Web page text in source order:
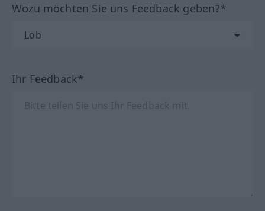
Wozu möchten Sie uns Feedback geben?*
Ihr Feedback*